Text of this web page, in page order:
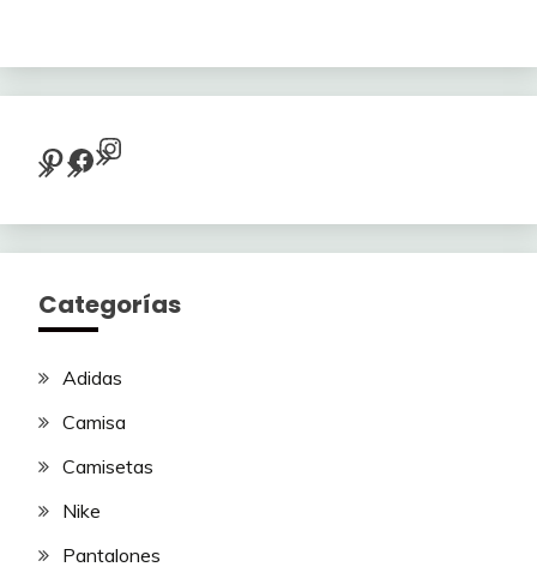
Pinterest
Facebook
Instagram
Categorías
Adidas
Camisa
Camisetas
Nike
Pantalones